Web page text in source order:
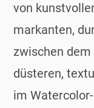
von
markanten,
zwischen
düsteren,
im